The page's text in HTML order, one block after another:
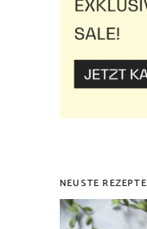
NEUSTE REZEPTE